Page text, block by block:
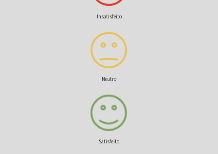
Insatisfeito
Neutro
Satisfeito